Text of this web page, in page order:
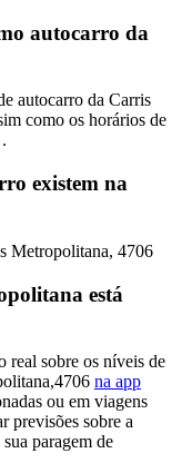
autocarro da
autocarro da Carris
como os horários de
existem na
Metropolitana, 4706
está
real sobre os níveis de
na app
ou em viagens
previsões sobre a
paragem de